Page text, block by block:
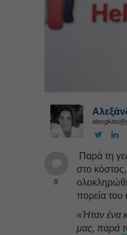
0
Παρά τη
στο
πορεία του
«Ήταν ένα
μας, παρά